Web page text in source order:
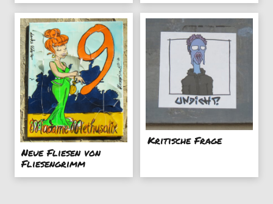
Neue Fliesen von
Fliesengrimm
Kritische Frage